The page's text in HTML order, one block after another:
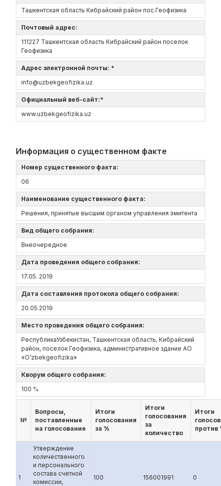
Ташкентская область Кибрайский район пос.Геофизика
Почтовый адрес:
111227 Ташкентская область Кибрайский район поселок
Геофизика
Адрес электронной почты: *
info@uzbekgeofizika.uz
Официальный веб-сайт:*
www.uzbekgeofizika.uz
Информация о существенном факте
Номер существенного факта:
06
Наименование существенного факта:
Решения, принятые высшим органом управления эмитента
Вид общего собрания:
Внеочередное
Дата проведения общего собрания:
17.05. 2019
Дата составления протокола общего собрания:
20.05.2019
Место проведения общего собрания:
РеспубликаУзбекистан, Ташкентская область, Кибрайский
район, поселок Геофизика, административное здание АО
«O’zbekgeofizika»
Кворум общего собрания:
100 %
№
Вопросы,
поставленные
на голосование
Итоги
голосования
за %
Итоги
голосования
за
количество
Итоги
против
1
Утверждение
количественного
и персонального
состава счетной
комиссии,
100 156001991 0